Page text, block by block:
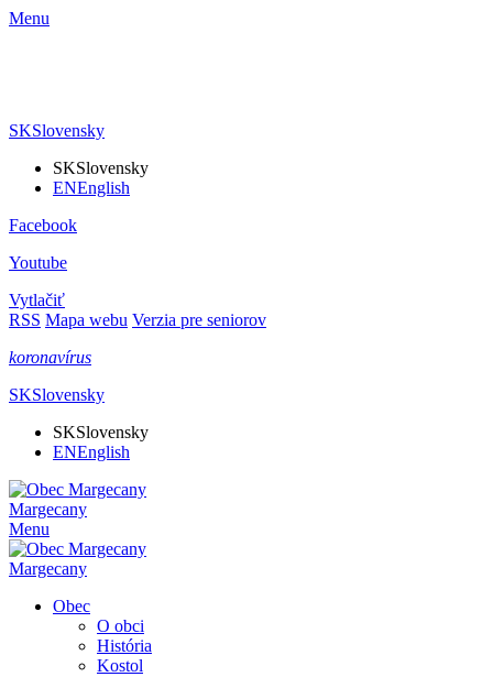
Menu
SKSlovensky
SKSlovensky
ENEnglish
Facebook
Youtube
Vytlačiť
RSS Mapa webu Verzia pre seniorov
koronavírus
SKSlovensky
SKSlovensky
ENEnglish
Margecany
Menu
Margecany
Obec
O obci
História
Kostol